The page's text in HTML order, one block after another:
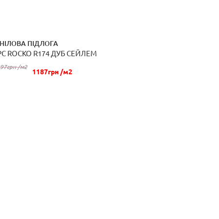
ПІДЛОГА
ROCKO R174 ДУБ СЕЙЛЕМ
/м2
1187грн /м2
КУПИТИ